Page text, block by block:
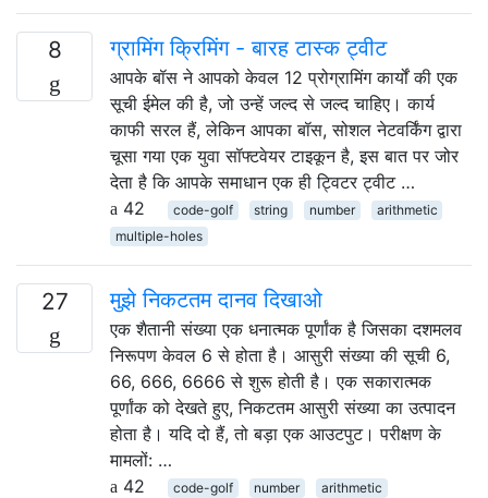
8 ग्रामिंग क्रिमिंग - बारह टास्क ट्वीट
आपके बॉस ने आपको केवल 12 प्रोग्रामिंग कार्यों की एक
सूची ईमेल की है, जो उन्हें जल्द से जल्द चाहिए। कार्य
काफी सरल हैं, लेकिन आपका बॉस, सोशल नेटवर्किंग द्वारा
चूसा गया एक युवा सॉफ्टवेयर टाइकून है, इस बात पर जोर
देता है कि आपके समाधान एक ही ट्विटर ट्वीट …
42
code-golf string number
arithmetic
multiple-holes
27 मुझे निकटतम दानव दिखाओ
एक शैतानी संख्या एक धनात्मक पूर्णांक है जिसका दशमलव
निरूपण केवल 6 से होता है। आसुरी संख्या की सूची 6,
66, 666, 6666 से शुरू होती है। एक सकारात्मक
पूर्णांक को देखते हुए, निकटतम आसुरी संख्या का उत्पादन
होता है। यदि दो हैं, तो बड़ा एक आउटपुट। परीक्षण के
मामलों: …
42
code-golf number arithmetic